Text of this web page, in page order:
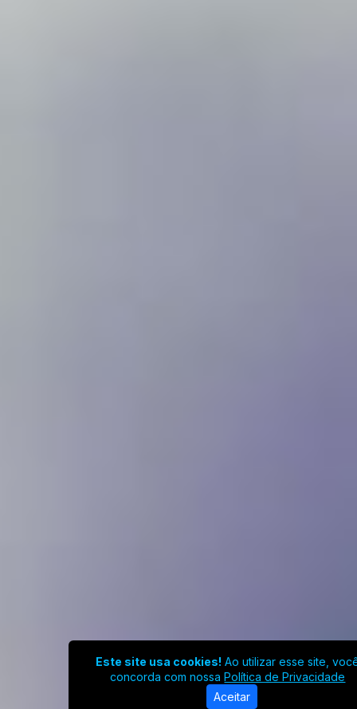
Este site usa cookies! Ao utilizar esse site,
concorda com nossaPolítica de Privacidade
Aceitar